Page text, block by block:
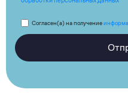
Согласен(а) на получение